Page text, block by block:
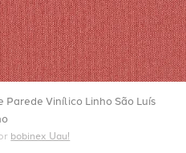
Parede Vinílico Linho São Luís
bobinex Uau!